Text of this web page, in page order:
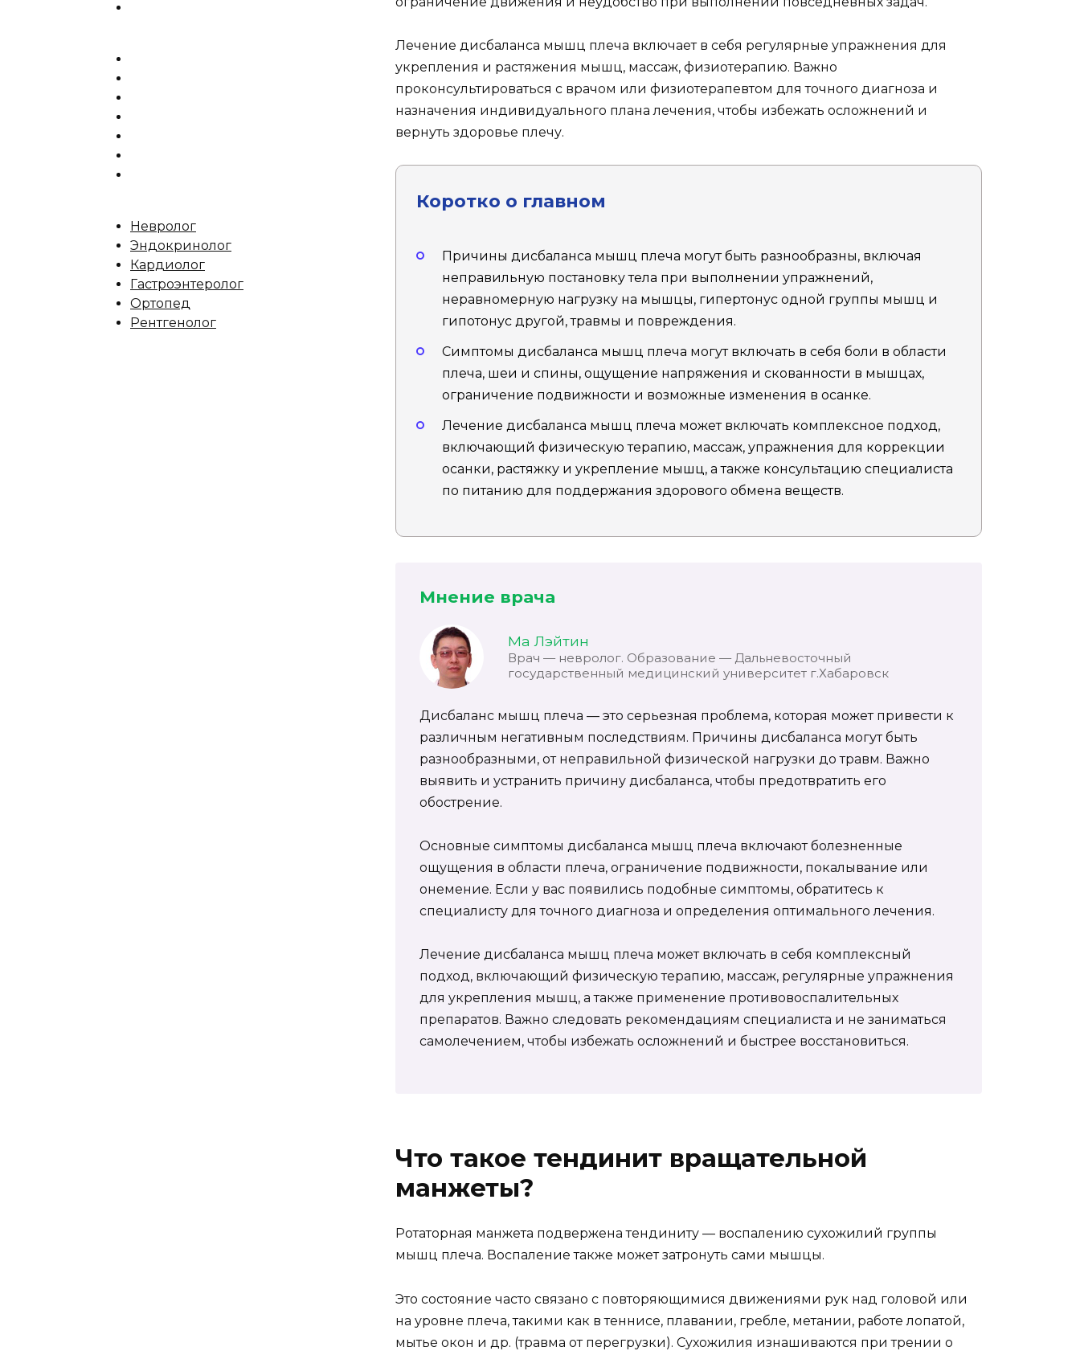
Лечение дисбаланса мышц плеча включает в себя регулярные упражнения для
укрепления и растяжения мышц, массаж, физиотерапию. Важно
проконсультироваться с врачом или физиотерапевтом для точного диагноза и
назначения индивидуального плана лечения, чтобы избежать осложнений и
вернуть здоровье плечу.
Коротко о главном
Причины дисбаланса мышц плеча могут быть разнообразны, включая
неправильную постановку тела при выполнении упражнений,
неравномерную нагрузку на мышцы, гипертонус одной группы мышц и
гипотонус другой, травмы и повреждения.
Симптомы дисбаланса мышц плеча могут включать в себя боли в области
плеча, шеи и спины, ощущение напряжения и скованности в мышцах,
ограничение подвижности и возможные изменения в осанке.
Лечение дисбаланса мышц плеча может включать комплексное подход,
включающий физическую терапию, массаж, упражнения для коррекции
осанки, растяжку и укрепление мышц, а также консультацию специалиста
по питанию для поддержания здорового обмена веществ.
Мнение врача
Ма Лэйтин
Врач — невролог. Образование — Дальневосточный
государственный медицинский университет г.Хабаровск
Дисбаланс мышц плеча — это серьезная проблема, которая может привести к
различным негативным последствиям. Причины дисбаланса могут быть
разнообразными, от неправильной физической нагрузки до травм. Важно
выявить и устранить причину дисбаланса, чтобы предотвратить его
обострение.
Основные симптомы дисбаланса мышц плеча включают болезненные
ощущения в области плеча, ограничение подвижности, покалывание или
онемение. Если у вас появились подобные симптомы, обратитесь к
специалисту для точного диагноза и определения оптимального лечения.
Лечение дисбаланса мышц плеча может включать в себя комплексный
подход, включающий физическую терапию, массаж, регулярные упражнения
для укрепления мышц, а также применение противовоспалительных
препаратов. Важно следовать рекомендациям специалиста и не заниматься
самолечением, чтобы избежать осложнений и быстрее восстановиться.
Что такое тендинит вращательной
манжеты?
Ротаторная манжета подвержена тендиниту — воспалению сухожилий группы
мышц плеча. Воспаление также может затронуть сами мышцы.
Это состояние часто связано с повторяющимися движениями рук над головой или
на уровне плеча, такими как в теннисе, плавании, гребле, метании, работе лопатой,
мытье окон и др. (травма от перегрузки). Сухожилия изнашиваются при трении о
Невролог
Эндокринолог
Кардиолог
Гастроэнтеролог
Ортопед
Рентгенолог